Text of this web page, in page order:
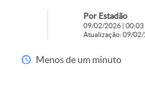
Por Estadão
09/02/2026 | 00:03
Atualização: 09/
Menos de um minuto